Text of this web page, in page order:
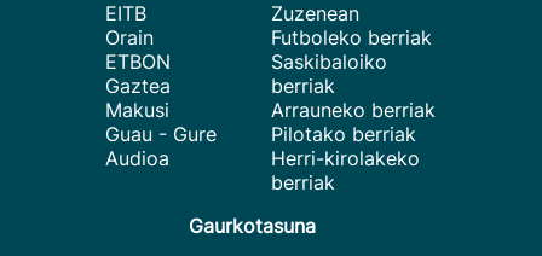
EITB
Orain
ETBON
Gaztea
Makusi
Guau - Gure
Audioa
Zuzenean
Futboleko berriak
Saskibaloiko
berriak
Arrauneko berriak
Pilotako berriak
Herri-kirolakeko
berriak
Gaurkotasuna